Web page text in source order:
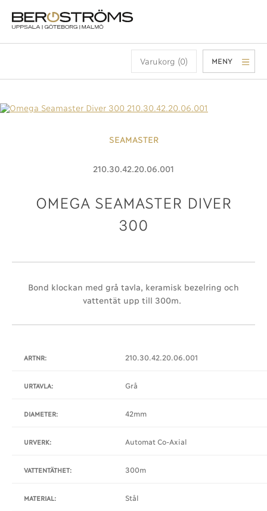
Varukorg (0) MENY
SEAMASTER
210.30.42.20.06.001
OMEGA SEAMASTER DIVER
300
Bond klockan med grå tavla, keramisk bezelring och
vattentät upp till 300m.
ARTNR: 210.30.42.20.06.001
URTAVLA: Grå
DIAMETER: 42mm
URVERK: Automat Co-Axial
VATTENTÄTHET: 300m
MATERIAL: Stål